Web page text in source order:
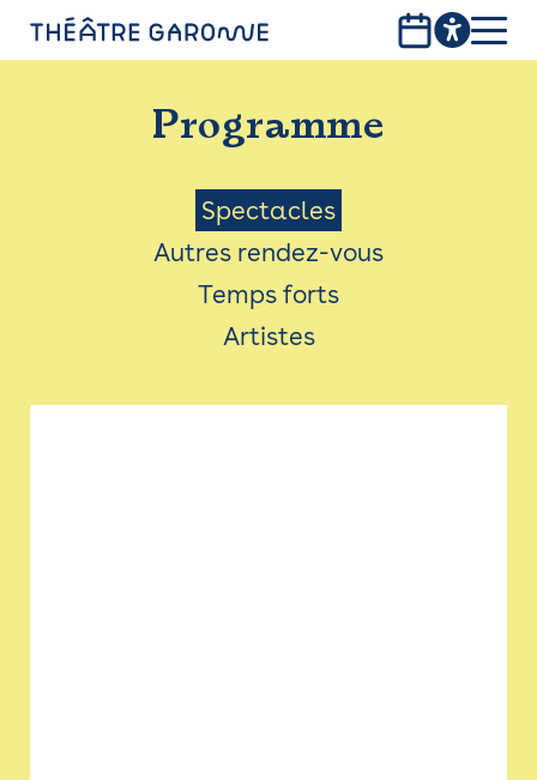
PROGRAMME
INFOS PRATIQUES
AVEC LES PUBLICS
ACCESSIBILITÉ
LES PRODUCTIONS
Programme
Menu
Saison
Spectacles
Autres rendez-vous
Temps forts
Artistes